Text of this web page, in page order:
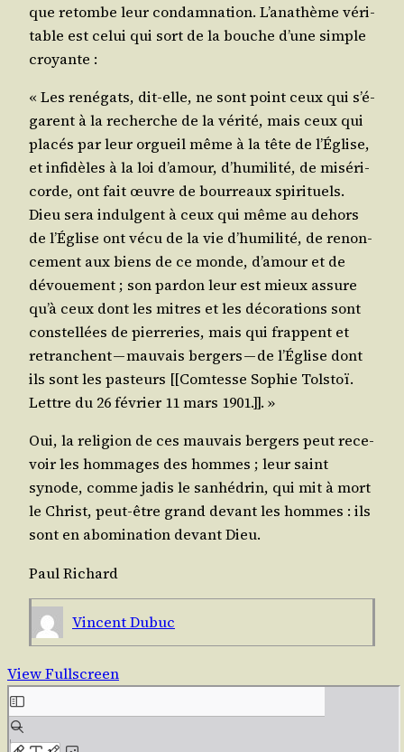
que retombe leur condam­na­tion. L’a­na­thème véri­
table est celui qui sort de la bouche d’une simple
croyante :
« Les rené­gats, dit-elle, ne sont point ceux qui s’é­
garent à la recherche de la véri­té, mais ceux qui
pla­cés par leur orgueil même à la tête de l’É­glise,
et infi­dèles à la loi d’a­mour, d’hu­mi­li­té, de misé­ri­
corde, ont fait œuvre de bour­reaux spi­ri­tuels.
Dieu sera indul­gent à ceux qui même au dehors
de l’É­glise ont vécu de la vie d’hu­mi­li­té, de renon­
ce­ment aux biens de ce monde, d’a­mour et de
dévoue­ment ; son par­don leur est mieux assure
qu’à ceux dont les mitres et les déco­ra­tions sont
constel­lées de pier­re­ries, mais qui frappent et
retranchent — mau­vais ber­gers — de l’É­glise dont
ils sont les pas­teurs [[Com­tesse Sophie Tol­stoï.
Lettre du 26 février 11 mars 1901.]]. »
Oui, la reli­gion de ces mau­vais ber­gers peut rece­
voir les hom­mages des hommes ; leur saint
synode, comme jadis le san­hé­drin, qui mit à mort
le Christ, peut-être grand devant les hommes : ils
sont en abo­mi­na­tion devant Dieu.
Paul Richard
Vincent Dubuc
View Fullscreen